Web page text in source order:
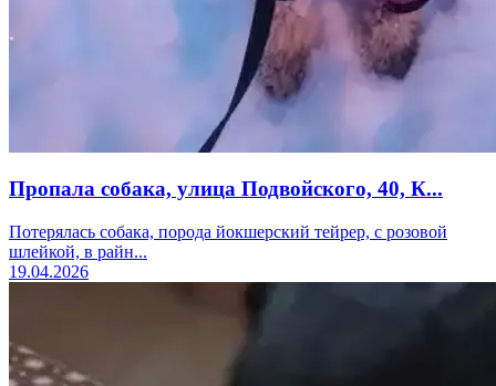
Пропала собака, улица Подвойского, 40, К...
Потерялась собака, порода йокшерский тейрер, с розовой
шлейкой, в райн...
19.04.2026